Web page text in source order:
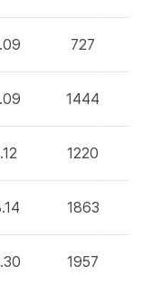
727
1444
1220
1863
1957